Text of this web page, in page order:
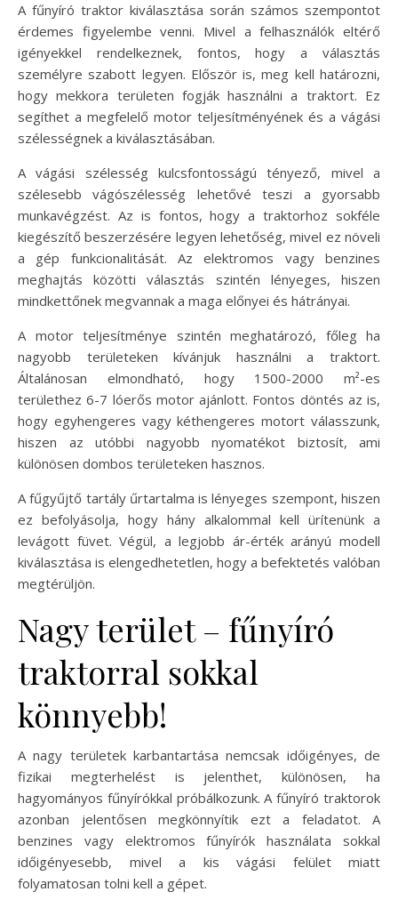
A fűnyíró traktor kiválasztása során számos szempontot
érdemes figyelembe venni. Mivel a felhasználók eltérő
igényekkel rendelkeznek, fontos, hogy a választás
személyre szabott legyen. Először is, meg kell határozni,
hogy mekkora területen fogják használni a traktort. Ez
segíthet a megfelelő motor teljesítményének és a vágási
szélességnek a kiválasztásában.
A vágási szélesség kulcsfontosságú tényező, mivel a
szélesebb vágószélesség lehetővé teszi a gyorsabb
munkavégzést. Az is fontos, hogy a traktorhoz sokféle
kiegészítő beszerzésére legyen lehetőség, mivel ez növeli
a gép funkcionalitását. Az elektromos vagy benzines
meghajtás közötti választás szintén lényeges, hiszen
mindkettőnek megvannak a maga előnyei és hátrányai.
A motor teljesítménye szintén meghatározó, főleg ha
nagyobb területeken kívánjuk használni a traktort.
Általánosan elmondható, hogy 1500-2000 m²-es
területhez 6-7 lóerős motor ajánlott. Fontos döntés az is,
hogy egyhengeres vagy kéthengeres motort válasszunk,
hiszen az utóbbi nagyobb nyomatékot biztosít, ami
különösen dombos területeken hasznos.
A fűgyűjtő tartály űrtartalma is lényeges szempont, hiszen
ez befolyásolja, hogy hány alkalommal kell ürítenünk a
levágott füvet. Végül, a legjobb ár-érték arányú modell
kiválasztása is elengedhetetlen, hogy a befektetés valóban
megtérüljön.
Nagy terület – fűnyíró
traktorral sokkal
könnyebb!
A nagy területek karbantartása nemcsak időigényes, de
fizikai megterhelést is jelenthet, különösen, ha
hagyományos fűnyírókkal próbálkozunk. A fűnyíró traktorok
azonban jelentősen megkönnyítik ezt a feladatot. A
benzines vagy elektromos fűnyírók használata sokkal
időigényesebb, mivel a kis vágási felület miatt
folyamatosan tolni kell a gépet.